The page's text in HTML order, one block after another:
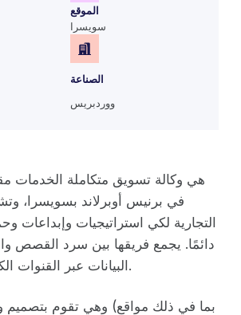
الموقع
سويسرا
الصناعة
ووردبريس
في برنيس أوبرلاند بسويسرا،
التجارية لكي استراتيجيات وإبداعات
دائمًا. يجمع فريقها بين سرد القصص
البيانات عبر القنوات الكلاسيكية والرقمية.
وهي تقوم بتصميم وبناء